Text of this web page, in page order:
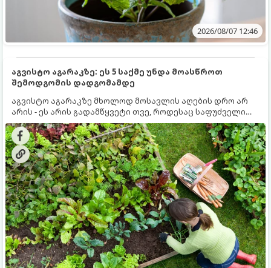
2026/08/07 12:46
აგვისტო აგარაკზე: ეს 5 საქმე უნდა მოასწროთ
შემოდგომის დადგომამდე
აგვისტო აგარაკზე მხოლოდ მოსავლის აღების დრო არ
არის - ეს არის გადამწყვეტი თვე, როდესაც საფუძველი
ეყრება მომავალი წლის მოსავალს და ბაღი მზადდება
შემოდგომა-ზამთრის სეზონისთვის. იმისათვის, რომ
ნიადაგმა ენერგია აღიდგინოს, ხოლო მცენარეებმა
ზამთარს გაუძლონ, აგვისტოს ბოლომდე 5
მნიშვნელოვანი საქმის გაკეთება უნდა მოასწროთ: